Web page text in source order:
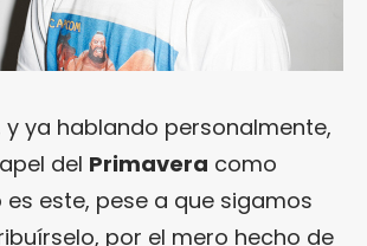
y ya hablando personalmente,
del Primavera como
este, pese a que sigamos
por el mero hecho de